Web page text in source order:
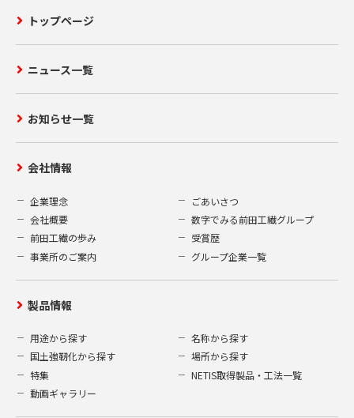
報を、以下の場合を除き、第三者への開示
いただく為に、お客様からのお問い合
わせ・ご要望内容に関連する当社グル
ープ会社へ情報を開示する場合。
法令に基づく場合その他個人情報保護
法により第三者への提供が認められて
いる場合。
お客様にご承諾いただいた場合。
の申込みの受付、及びお客様からの当社へ
のお問い合わせ等を通して、お客様の氏
名、住所、電話番号、メールアドレス、勤
務先、所属部署等の個人情報を取得いたし
トップページ
ニュース一覧
お知らせ一覧
会社情報
企業理念
ごあいさつ
会社概要
数字でみる前田工繊グループ
前田工繊の歩み
受賞歴
事業所のご案内
グループ企業一覧
製品情報
用途から探す
名称から探す
国土強靭化から探す
場所から探す
特集
NETIS取得製品・工法一覧
動画ギャラリー